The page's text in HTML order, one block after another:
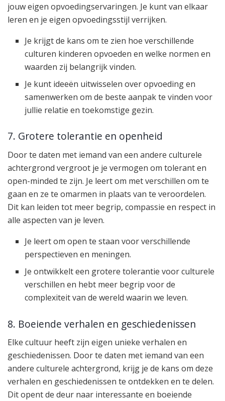
jouw eigen opvoedingservaringen. Je kunt van elkaar
leren en je eigen opvoedingsstijl verrijken.
Je krijgt de kans om te zien hoe verschillende
culturen kinderen opvoeden en welke normen en
waarden zij belangrijk vinden.
Je kunt ideeën uitwisselen over opvoeding en
samenwerken om de beste aanpak te vinden voor
jullie relatie en toekomstige gezin.
7. Grotere tolerantie en openheid
Door te daten met iemand van een andere culturele
achtergrond vergroot je je vermogen om tolerant en
open-minded te zijn. Je leert om met verschillen om te
gaan en ze te omarmen in plaats van te veroordelen.
Dit kan leiden tot meer begrip, compassie en respect in
alle aspecten van je leven.
Je leert om open te staan voor verschillende
perspectieven en meningen.
Je ontwikkelt een grotere tolerantie voor culturele
verschillen en hebt meer begrip voor de
complexiteit van de wereld waarin we leven.
8. Boeiende verhalen en geschiedenissen
Elke cultuur heeft zijn eigen unieke verhalen en
geschiedenissen. Door te daten met iemand van een
andere culturele achtergrond, krijg je de kans om deze
verhalen en geschiedenissen te ontdekken en te delen.
Dit opent de deur naar interessante en boeiende